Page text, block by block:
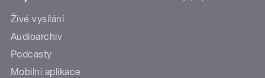
Živé vysílání
Audioarchiv
Podcasty
Mobilní aplikace